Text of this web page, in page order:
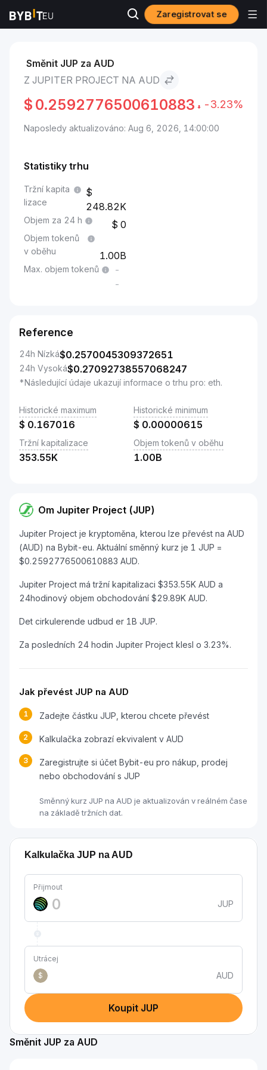
Zaregistrovat se
Trhy Cena Jupiter Project JUP Jupiter Project to AUD
Směnit JUP za AUD
Z JUPITER PROJECT NA AUD
$ 0.2592776500610883 -3.23%
Naposledy aktualizováno: Aug 6, 2026, 14:00:00
Statistiky trhu
Tržní kapita
lizace
248.82K
Objem za 24 h 0
Objem tokenů
v oběhu
1.00B
Max. objem tokenů
-
-
Reference
24h Nízká$0.2570045309372651
24h Vysoká$0.27092738557068247
*Následující údaje ukazují informace o trhu pro: eth.
Historické maximum
$ 0.167016
Historické minimum
$ 0.00000615
Tržní kapitalizace
353.55K
Objem tokenů v oběhu
1.00B
Om Jupiter Project (JUP)
Jupiter Project je kryptoměna, kterou lze převést na AUD
(AUD) na Bybit-eu. Aktuální směnný kurz je 1 JUP =
$0.2592776500610883 AUD.
Jupiter Project má tržní kapitalizaci $353.55K AUD a
24hodinový objem obchodování $29.89K AUD.
Det cirkulerende udbud er 1B JUP.
Za posledních 24 hodin Jupiter Project klesl o 3.23%.
Jak převést JUP na AUD
1 Zadejte částku JUP, kterou chcete převést
2 Kalkulačka zobrazí ekvivalent v AUD
3
Zaregistrujte si účet Bybit-eu pro nákup, prodej
nebo obchodování s JUP
Směnný kurz JUP na AUD je aktualizován v reálném čase
na základě tržních dat.
Kalkulačka JUP na AUD
Přijmout
JUP
Utrácej
$
AUD
Koupit JUP
Směnit JUP za AUD